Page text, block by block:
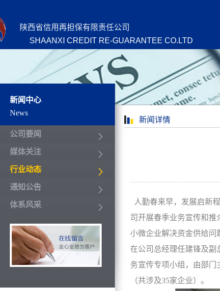
陕西省信用再担保有限责任公司
SHAANXI CREDIT RE-GUARANTEE CO.LTD
新闻中心
News
公司要闻
媒体关注
行业动态
通知公告
体系风采
新闻详情
人勤春来早，发展启新
司开展春季业务宣传和推
小微企业解决资金供给问
在公司总经理任建锋及副
务宣传专项小组，由部门
（共涉及35家企业）。